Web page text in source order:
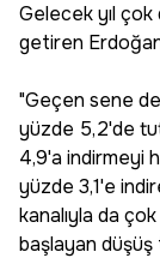
Gelecek yıl çok
getiren
"Geçen sene
yüzde 5,2'de
4,9'a indirmeyi
yüzde 3,1'e
kanalıyla da
başlayan düşüş